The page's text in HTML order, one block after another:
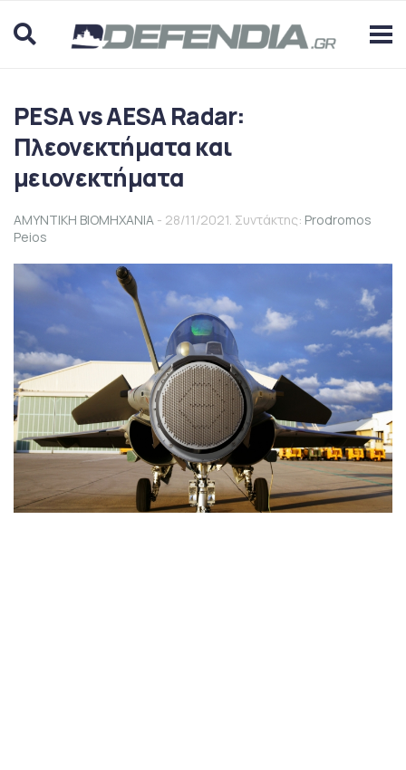
PESA vs AESA Radar:
Πλεονεκτήματα και
μειονεκτήματα
ΑΜΥΝΤΙΚΗ ΒΙΟΜΗΧΑΝΙΑ - 28/11/2021. Συντάκτης: Prodromos
Peios